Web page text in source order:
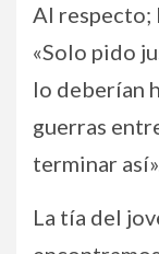
Al respecto;
«Solo pido
lo deberían
guerras
terminar
La tía del